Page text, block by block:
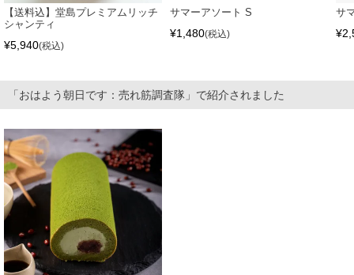
【送料込】堂島プレミアムリッチ
シャンティ
¥5,940 税込
サマーアソート S
¥1,480 税込
サ
¥
「おはよう朝日です：売れ筋調査隊」で紹介されました